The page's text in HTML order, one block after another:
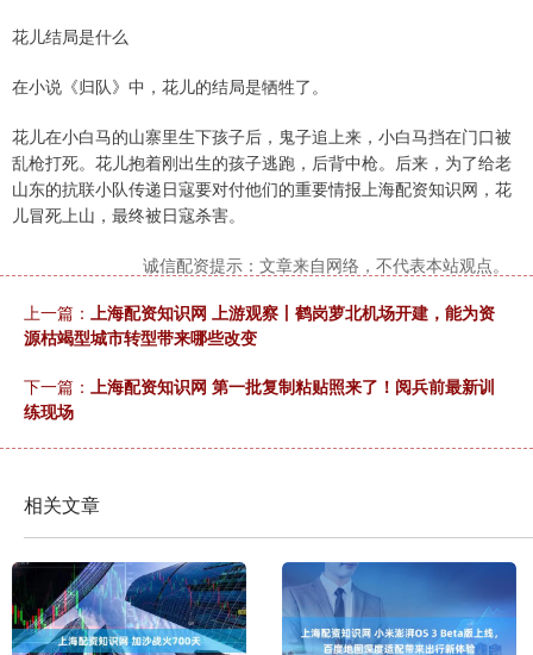
花儿结局是什么
在小说《归队》中，花儿的结局是牺牲了。
花儿在小白马的山寨里生下孩子后，鬼子追上来，小白马挡在门口被
乱枪打死。花儿抱着刚出生的孩子逃跑，后背中枪。后来，为了给老
山东的抗联小队传递日寇要对付他们的重要情报上海配资知识网，花
儿冒死上山，最终被日寇杀害。
诚信配资提示：文章来自网络，不代表本站观点。
上一篇： 上海配资知识网 上游观察丨鹤岗萝北机场开建，能为资
源枯竭型城市转型带来哪些改变
下一篇： 上海配资知识网 第一批复制粘贴照来了！阅兵前最新训
练现场
相关文章